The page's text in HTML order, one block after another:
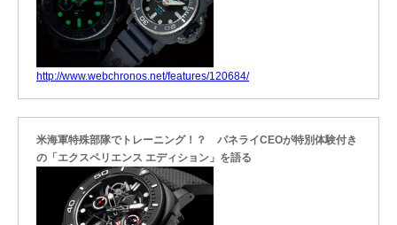
http://www.webchronos.net/features/120684/
米海軍特殊部隊でトレーニング！？ パネライCEOが特別体験付き
の「エクスペリエンス エディション」を語る